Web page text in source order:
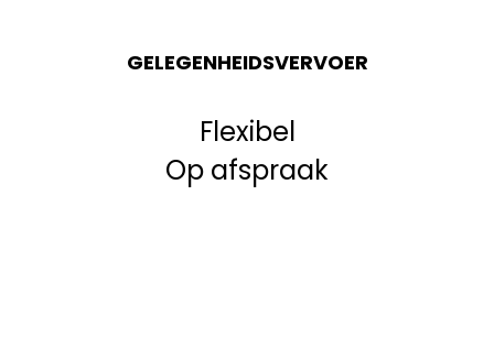
GELEGENHEIDSVERVOER
Flexibel
Op afspraak